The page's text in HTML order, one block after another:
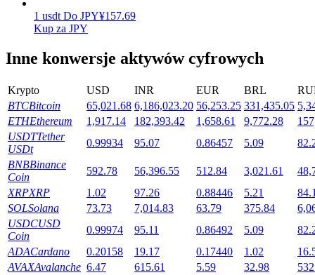
Stawianie
Wysokie zyski i natychmiastowy dostęp
Launchpool
Elastyczne stawianie zakładów, aby zarabiać na popularnych
1 usdt Do JPY¥157.69
Kup za JPY
Inne konwersje aktywów cyfrowych
Krypto USD INR EUR BRL
BTCBitcoin 65,021.68 6,186,023.20 56,253.25 331,435.05
ETHEthereum 1,917.14 182,393.42 1,658.61 9,772.28
USDTTether
USDt
0.99934 95.07 0.86457 5.09
BNBBinance
Coin
592.78 56,396.55 512.84 3,021.61
XRPXRP 1.02 97.26 0.88446 5.21
SOLSolana 73.73 7,014.83 63.79 375.84
USDCUSD
Coin
0.99974 95.11 0.86492 5.09
ADACardano 0.20158 19.17 0.17440 1.02
AVAXAvalanche 6.47 615.61 5.59 32.98